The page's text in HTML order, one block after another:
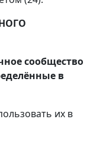
сообщество
в
их в